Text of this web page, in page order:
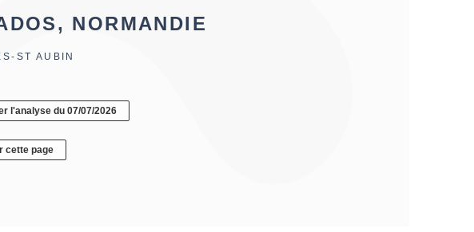
NORMANDIE
ST AUBIN
l'analyse du 07/07/2026
cette page